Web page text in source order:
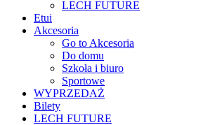
LECH FUTURE
Etui
Akcesoria
Go to Akcesoria
Do domu
Szkoła i biuro
Sportowe
WYPRZEDAŻ
Bilety
LECH FUTURE